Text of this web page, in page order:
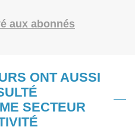
aux abonnés
ONT AUSSI
SECTEUR